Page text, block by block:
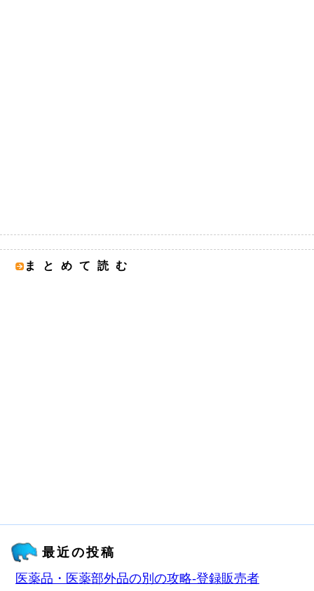
まとめて読む
最近の投稿
医薬品・医薬部外品の別の攻略‐登録販売者